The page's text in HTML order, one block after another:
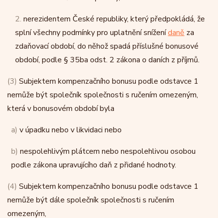
2. nerezidentem České republiky, který předpokládá, že
splní všechny podmínky pro uplatnění sníženídaně za
zdaňovací období, do něhož spadá příslušné bonusové
období, podle § 35ba odst. 2 zákona o daních z příjmů.
(3) Subjektem kompenzačního bonusu podle odstavce 1
nemůže být společník společnosti s ručením omezeným,
která v bonusovém období byla
a) v úpadku nebo v likvidaci nebo
b) nespolehlivým plátcem nebo nespolehlivou osobou
podle zákona upravujícího daň z přidané hodnoty.
(4) Subjektem kompenzačního bonusu podle odstavce 1
nemůže být dále společník společnosti s ručením
omezeným,